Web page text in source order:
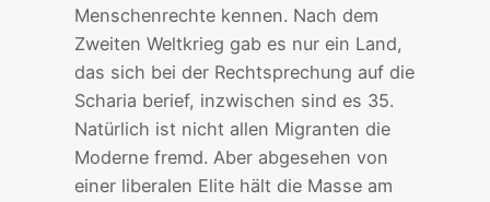
Menschenrechte kennen. Nach dem
Zweiten Weltkrieg gab es nur ein Land,
das sich bei der Rechtsprechung auf die
Scharia berief, inzwischen sind es 35.
Natürlich ist nicht allen Migranten die
Moderne fremd. Aber abgesehen von
einer liberalen Elite hält die Masse am